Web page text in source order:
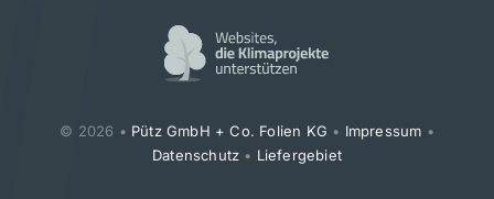
© 2026 • Pütz GmbH + Co. Folien KG • Impressum •
Datenschutz • Liefergebiet